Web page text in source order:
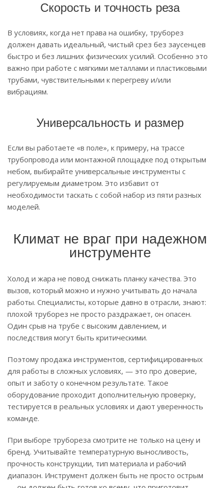
Скорость и точность реза
В условиях, когда нет права на ошибку, труборез
должен давать идеальный, чистый срез без заусенцев
быстро и без лишних физических усилий. Особенно это
важно при работе с мягкими металлами и пластиковыми
трубами, чувствительными к перегреву и/или
вибрациям.
Универсальность и размер
Если вы работаете «в поле», к примеру, на трассе
трубопровода или монтажной площадке под открытым
небом, выбирайте универсальные инструменты с
регулируемым диаметром. Это избавит от
необходимости таскать с собой набор из пяти разных
моделей.
Климат не враг при надежном
инструменте
Холод и жара не повод снижать планку качества. Это
вызов, который можно и нужно учитывать до начала
работы. Специалисты, которые давно в отрасли, знают:
плохой труборез не просто раздражает, он опасен.
Один срыв на трубе с высоким давлением, и
последствия могут быть критическими.
Поэтому продажа инструментов, сертифицированных
для работы в сложных условиях, — это про доверие,
опыт и заботу о конечном результате. Такое
оборудование проходит дополнительную проверку,
тестируется в реальных условиях и дают уверенность
команде.
При выборе трубореза смотрите не только на цену и
бренд. Учитывайте температурную выносливость,
прочность конструкции, тип материала и рабочий
диапазон. Инструмент должен быть не просто острым